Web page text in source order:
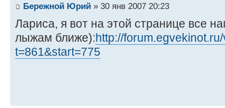
Бережной Юрий » 30 янв 2007 20:23
Лариса, я вот на этой странице все
лыжам ближе):http://
t=861&start=775